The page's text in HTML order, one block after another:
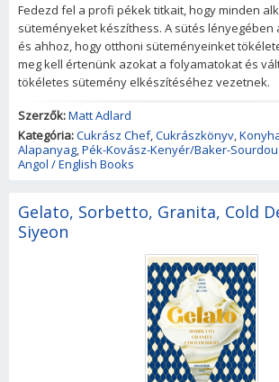
Fedezd fel a profi pékek titkait, hogy minden
süteményeket készíthess. A sütés lényegében
és ahhoz, hogy otthoni süteményeinket
meg kell értenünk azokat a folyamatokat és
tökéletes sütemény elkészítéséhez vezetnek.
Szerzők:Matt Adlard
Kategória:Cukrász Chef, Cukrászkönyv
Alapanyag Pék-Kovász-Kenyér/Baker-
Angol / English Books
Gelato, Sorbetto, Granita, Cold
Siyeon